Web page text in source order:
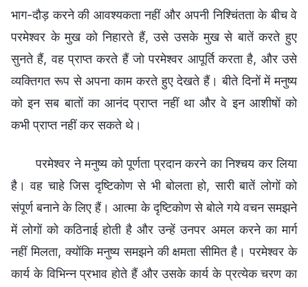
भाग-दौड़ करने की आवश्यकता नहीं और अपनी निश्चिंतता के बीच वे
परमेश्वर के मुख को निहारते हैं, उसे उसके मुख से बातें करते हुए
सुनते हैं, वह प्राप्त करते हैं जो परमेश्वर आपूर्ति करता है, और उसे
व्यक्तिगत रूप से अपना काम करते हुए देखते हैं। बीते दिनों में मनुष्य
को इन सब बातों का आनंद प्राप्त नहीं था और वे इन आशीषों को
कभी प्राप्त नहीं कर सकते थे।
परमेश्वर ने मनुष्य को पूर्णता प्रदान करने का निश्चय कर लिया
है। वह चाहे जिस दृष्टिकोण से भी बोलता हो, सारी बातें लोगों को
संपूर्ण बनाने के लिए हैं। आत्मा के दृष्टिकोण से बोले गये वचन समझने
में लोगों को कठिनाई होती है और उन्हें उनपर अमल करने का मार्ग
नहीं मिलता, क्योंकि मनुष्य समझने की क्षमता सीमित है। परमेश्वर के
कार्य के विभिन्न प्रभाव होते हैं और उसके कार्य के प्रत्येक चरण का